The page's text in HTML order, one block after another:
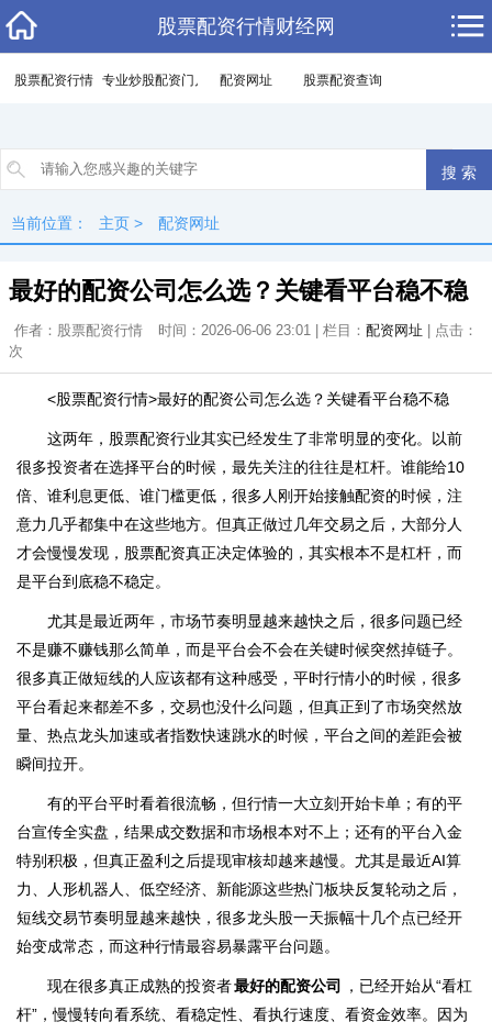
股票配资行情财经网
股票配资行情 专业炒股配资门户 配资网址 股票配资查询
当前位置： 主页 > 配资网址
最好的配资公司怎么选？关键看平台稳不稳
作者：股票配资行情 时间：2026-06-06 23:01 | 栏目： 配资网址 | 点击：
次
<股票配资行情>最好的配资公司怎么选？关键看平台稳不稳
这两年，股票配资行业其实已经发生了非常明显的变化。以前
很多投资者在选择平台的时候，最先关注的往往是杠杆。谁能给10
倍、谁利息更低、谁门槛更低，很多人刚开始接触配资的时候，注
意力几乎都集中在这些地方。但真正做过几年交易之后，大部分人
才会慢慢发现，股票配资真正决定体验的，其实根本不是杠杆，而
是平台到底稳不稳定。
尤其是最近两年，市场节奏明显越来越快之后，很多问题已经
不是赚不赚钱那么简单，而是平台会不会在关键时候突然掉链子。
很多真正做短线的人应该都有这种感受，平时行情小的时候，很多
平台看起来都差不多，交易也没什么问题，但真正到了市场突然放
量、热点龙头加速或者指数快速跳水的时候，平台之间的差距会被
瞬间拉开。
有的平台平时看着很流畅，但行情一大立刻开始卡单；有的平
台宣传全实盘，结果成交数据和市场根本对不上；还有的平台入金
特别积极，但真正盈利之后提现审核却越来越慢。尤其是最近AI算
力、人形机器人、低空经济、新能源这些热门板块反复轮动之后，
短线交易节奏明显越来越快，很多龙头股一天振幅十几个点已经开
始变成常态，而这种行情最容易暴露平台问题。
现在很多真正成熟的投资者最好的配资公司
，已经开始从“看杠
杆”，慢慢转向看系统、看稳定性、看执行速度、看资金效率。因为